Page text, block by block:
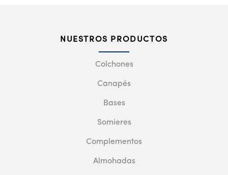
NUESTROS PRODUCTOS
Colchones
Canapés
Bases
Somieres
Complementos
Almohadas